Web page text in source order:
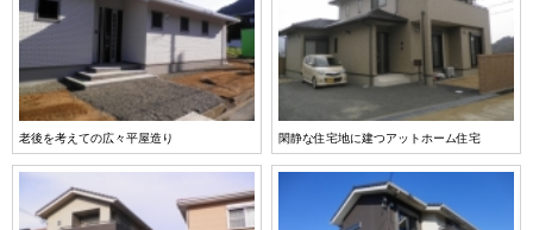
老後を考えての広々平屋造り 閑静な住宅地に建つアットホーム住宅